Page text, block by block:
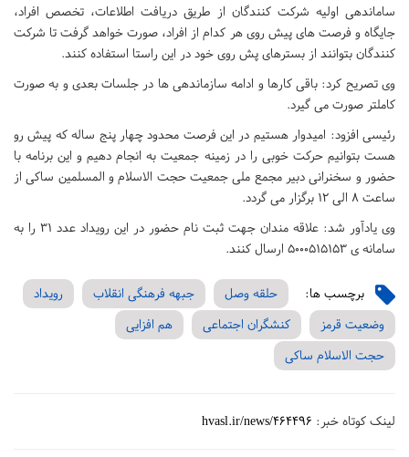
ساماندهی اولیه شرکت کنندگان از طریق دریافت اطلاعات، تخصص افراد،
جایگاه و فرصت های پیش روی هر کدام از افراد، صورت خواهد گرفت تا شرکت
کنندگان بتوانند از بسترهای پش روی خود در این راستا استفاده کنند.
وی تصریح کرد: باقی کارها و ادامه سازماندهی ها در جلسات بعدی و به صورت
کاملتر صورت می گیرد.
رئیسی افزود: امیدوار هستیم در این فرصت محدود چهار پنج ساله که پیش رو
هست بتوانیم حرکت خوبی را در زمینه جمعیت به انجام دهیم و این برنامه با
حضور و سخنرانی دبیر مجمع ملی جمعیت حجت الاسلام و المسلمین ساکی از
ساعت 8 الی 12 برگزار می گردد.
وی یادآور شد: علاقه مندان جهت ثبت نام حضور در این رویداد عدد 31 را به
سامانه ی 5000515153 ارسال کنند.
برچسب ها: حلقه وصل جبهه فرهنگی انقلاب
رویداد
وضعیت قرمز
کنشگران اجتماعی
هم افزایی
حجت الاسلام ساکی
لینک کوتاه خبر: hvasl.ir/news/464496